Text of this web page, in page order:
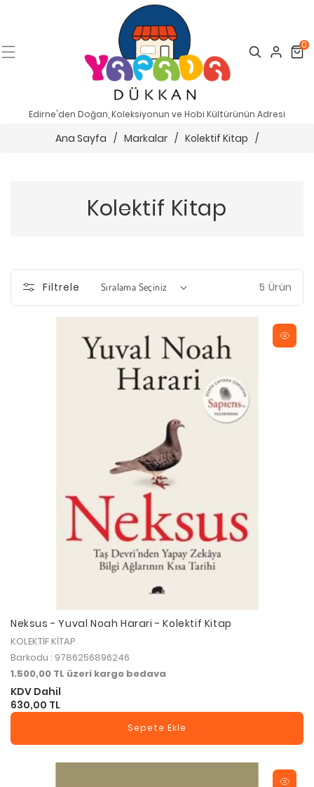
Search Cart
0
Edirne'den Doğan, Koleksiyonun ve Hobi Kültürünün Adresi
Ana Sayfa / Markalar / Kolektif Kitap /
Kolektif Kitap
Filtrele 5 Ürün
Neksus - Yuval Noah Harari - Kolektif Kitap
KOLEKTİF KİTAP
Barkodu : 9786256896246
1.500,00 TL üzeri kargo bedava
KDV Dahil
630,00 TL
Sepete Ekle